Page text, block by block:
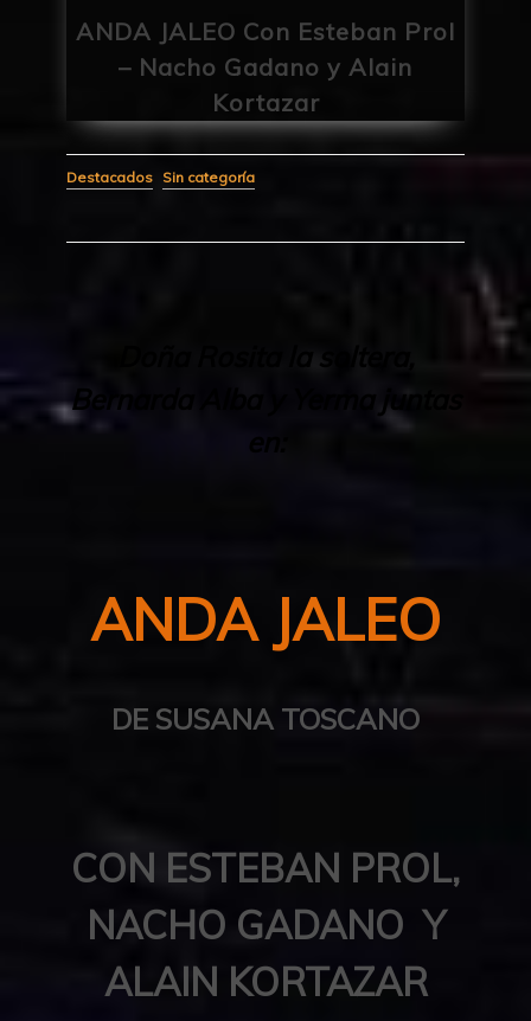
ANDA JALEO Con Esteban Prol
– Nacho Gadano y Alain
Kortazar
Destacados Sin categoría
Bernarda Alba y Yerma juntas
ANDA JALEO
DE SUSANA TOSCANO
CON ESTEBAN PROL,
NACHO GADANO Y
ALAIN KORTAZAR